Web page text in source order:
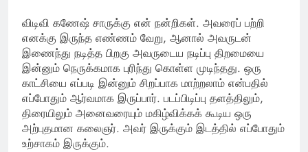
விடிவி கணேஷ் சாருக்கு என் நன்றிகள். அவரைப் பற்றி
எனக்கு இருந்த எண்ணம் வேறு, ஆனால் அவருடன்
இணைந்து நடித்த பிறகு அவருடைய நடிப்பு திறமையை
இன்னும் நெருக்கமாக புரிந்து கொள்ள முடிந்தது. ஒரு
காட்சியை எப்படி இன்னும் சிறப்பாக மாற்றலாம் என்பதில்
எப்போதும் ஆர்வமாக இருப்பார். படப்பிடிப்பு தளத்திலும்,
திரையிலும் அனைவரையும் மகிழ்விக்கக் கூடிய ஒரு
அற்புதமான கலைஞர். அவர் இருக்கும் இடத்தில் எப்போதும்
உற்சாகம் இருக்கும்.